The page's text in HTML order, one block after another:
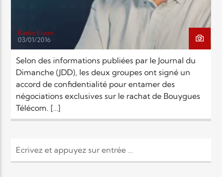
Radio Elyon
Elyon Rhema
Radio Elyon
03/01/2016
Selon des informations publiées par le Journal du
Dimanche (JDD), les deux groupes ont signé un
accord de confidentialité pour entamer des
négociations exclusives sur le rachat de Bouygues
Télécom. […]